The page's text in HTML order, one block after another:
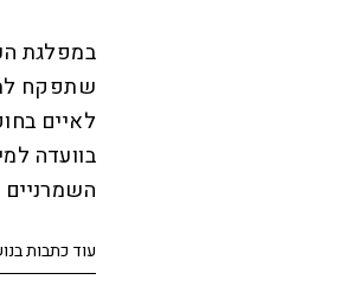
במפלגת
שתפקח
לאיים
בוועדה
עוד כתבות